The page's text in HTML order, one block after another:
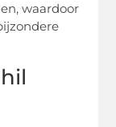
waardoor